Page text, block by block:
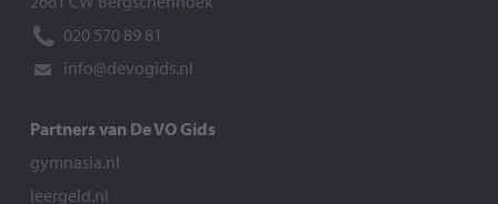
020 570 89 81
info@devogids.nl
Partners van De VO Gids
gymnasia.nl
leergeld.nl